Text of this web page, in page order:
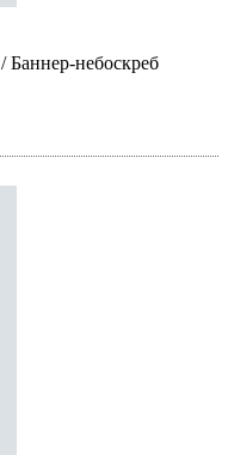
/ Баннер-небоскреб